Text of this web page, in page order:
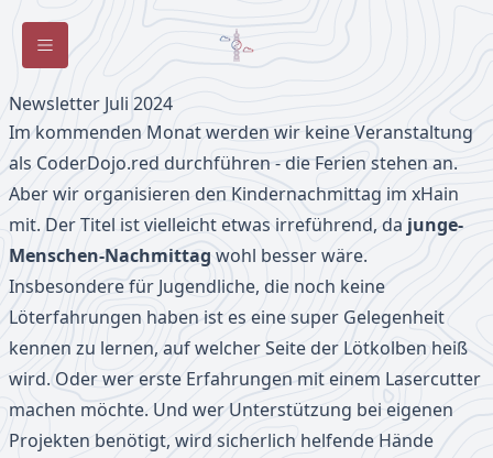
Toggle Sidebar
Newsletter Juli 2024
Im kommenden Monat werden wir keine Veranstaltung
als CoderDojo.red durchführen - die Ferien stehen an.
Aber wir organisieren den Kindernachmittag im xHain
mit. Der Titel ist vielleicht etwas irreführend, da junge-
Menschen-Nachmittag wohl besser wäre.
Insbesondere für Jugendliche, die noch keine
Löterfahrungen haben ist es eine super Gelegenheit
kennen zu lernen, auf welcher Seite der Lötkolben heiß
wird. Oder wer erste Erfahrungen mit einem Lasercutter
machen möchte. Und wer Unterstützung bei eigenen
Projekten benötigt, wird sicherlich helfende Hände